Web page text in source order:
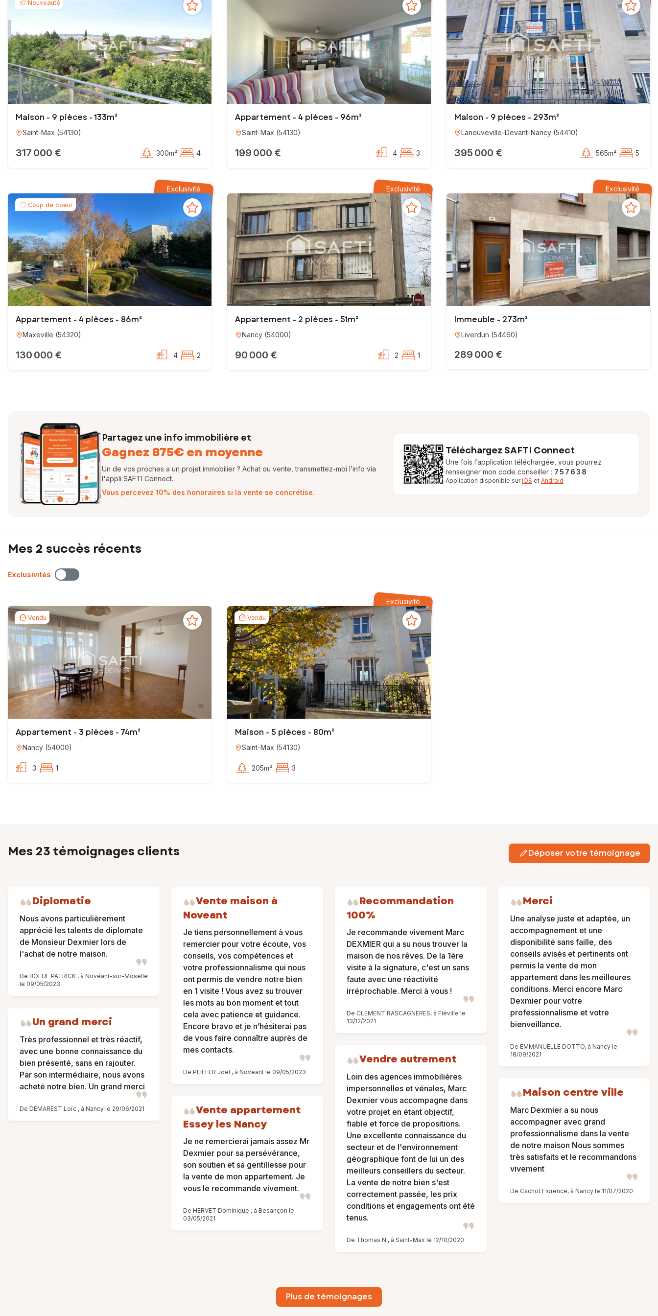
EI - Agent commercial - 410 732 044 RSAC NANCY
Nouveauté
Maison - 9 pièces - 133m²
Saint-Max (54130)
317 000 € 300m² 4
Appartement - 4 pièces - 96m²
Saint-Max (54130)
199 000 € 4 3
Maison - 9 pièces - 293m²
Laneuveville-Devant-Nancy (54410)
395 000 € 565m² 5
Exclusivité
Coup de coeur
Appartement - 4 pièces - 86m²
Maxeville (54320)
130 000 € 4 2
Exclusivité
Appartement - 2 pièces - 51m²
Nancy (54000)
90 000 € 2 1
Exclusivité
Immeuble - 273m²
Liverdun (54460)
289 000 €
Partagez une info immobilière et
Gagnez 875€ en moyenne
Un de vos proches a un projet immobilier ? Achat ou vente, transmettez-moi l’info via
l'appli SAFTI Connect.
Vous percevez 10% des honoraires si la vente se concrétise.
Téléchargez SAFTI Connect
Une fois l’application téléchargée, vous pourrez
renseigner mon code conseiller : 757638
Application disponible suriOS et Android
Mes 2 succès récents
Exclusivités
Vendu
Appartement - 3 pièces - 74m²
Nancy (54000)
3 1
Exclusivité
Vendu
Maison - 5 pièces - 80m²
Saint-Max (54130)
205m² 3
Mes 23 témoignages clients Déposer votre témoignage
Diplomatie
Nous avons particulièrement
apprécié les talents de diplomate
de Monsieur Dexmier lors de
l'achat de notre maison.
De BOEUF PATRICK , à Novéant-sur-Moselle
le 09/05/2023
Un grand merci
Très professionnel et très réactif,
avec une bonne connaissance du
bien présenté, sans en rajouter.
Par son intermédiaire, nous avons
acheté notre bien. Un grand merci
De DEMAREST Loïc , à Nancy le 29/06/2021
Vente maison à
Noveant
Je tiens personnellement à vous
remercier pour votre écoute, vos
conseils, vos compétences et
votre professionnalisme qui nous
ont permis de vendre notre bien
en 1 visite ! Vous avez su trouver
les mots au bon moment et tout
cela avec patience et guidance.
Encore bravo et je n’hésiterai pas
de vous faire connaître auprès de
mes contacts.
De PEIFFER Joël , à Noveant le 09/05/2023
Vente appartement
Essey les Nancy
Je ne remercierai jamais assez Mr
Dexmier pour sa persévérance,
son soutien et sa gentillesse pour
la vente de mon appartement. Je
vous le recommande vivement.
De HERVET Dominique , à Besançon le
03/05/2021
Recommandation
100%
Je recommande vivement Marc
DEXMIER qui a su nous trouver la
maison de nos rêves. De la 1ère
visite à la signature, c'est un sans
faute avec une réactivité
irréprochable. Merci à vous !
De CLEMENT RASCAGNERES, à Fléville le
13/12/2021
Vendre autrement
Loin des agences immobilières
impersonnelles et vénales, Marc
Dexmier vous accompagne dans
votre projet en étant objectif,
fiable et force de propositions.
Une excellente connaissance du
secteur et de l'environnement
géographique font de lui un des
meilleurs conseillers du secteur.
La vente de notre bien s'est
correctement passée, les prix
conditions et engagements ont été
tenus.
De Thomas N., à Saint-Max le 12/10/2020
Merci
Une analyse juste et adaptée, un
accompagnement et une
disponibilité sans faille, des
conseils avisés et pertinents ont
permis la vente de mon
appartement dans les meilleures
conditions. Merci encore Marc
Dexmier pour votre
professionnalisme et votre
bienveillance.
De EMMANUELLE DOTTO, à Nancy le
18/09/2021
Maison centre ville
Marc Dexmier a su nous
accompagner avec grand
professionnalisme dans la vente
de notre maison Nous sommes
très satisfaits et le recommandons
vivement
De Cachot Florence, à Nancy le 11/07/2020
Plus de témoignages